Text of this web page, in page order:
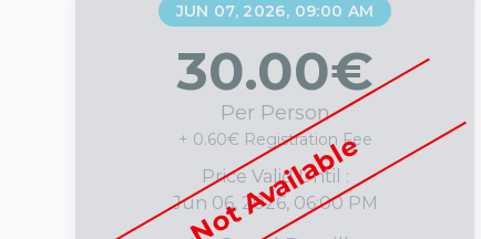
Not Available
JUN 07, 2026, 09:00 AM
30.00€
Per Person
+ 0.60€ Registration Fee
Price Valid Until :
Jun 06, 2026, 06:00 PM